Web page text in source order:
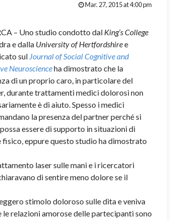
Mar. 27, 2015 at 4:00 pm
– Uno studio condotto dal King’s College
e dalla University of Hertfordshiree
sul Journal of Social Cognitive and
Neuroscienceha dimostrato che la
di un proprio caro, in particolare del
durante trattamenti medici dolorosi non
è di aiuto. Spesso i medici
la presenza del partner perché si
essere di supporto in situazioni di
fisico, eppure questo studio ha dimostrato
laser sulle mani e i ricercatori
di sentire meno dolore se il
stimolo doloroso sulle dita e veniva
relazioni amorose delle partecipanti sono